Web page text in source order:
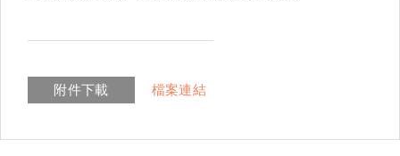
附件下載 檔案連結